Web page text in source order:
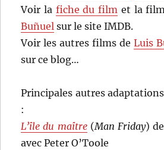
Voir la fiche du film et la
Buñuel sur le site IMDB.
Voir les autres films de Luis
sur ce blog…
Principales autres
:
L’île du maître(Man Friday)
avec Peter O’Toole